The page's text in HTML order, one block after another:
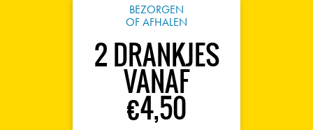
BEZORGEN
OF AFHALEN
2 DRANKJES
VANAF
€4,50